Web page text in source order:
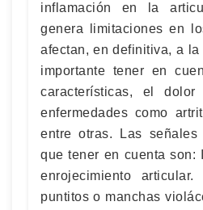
inflamación en la
genera limitaciones en
afectan, en definitiva, a
importante tener en
características, el
enfermedades como
entre otras. Las
que tener en cuenta son:
enrojecimiento articular.
puntitos o manchas